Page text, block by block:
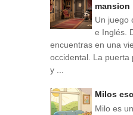
mansion
Un juego
e Inglés.
encuentras en una
occidental. La puerta
y ...
Milos
Milo es